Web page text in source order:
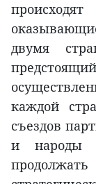
двумя
каждой
съездов
и народы